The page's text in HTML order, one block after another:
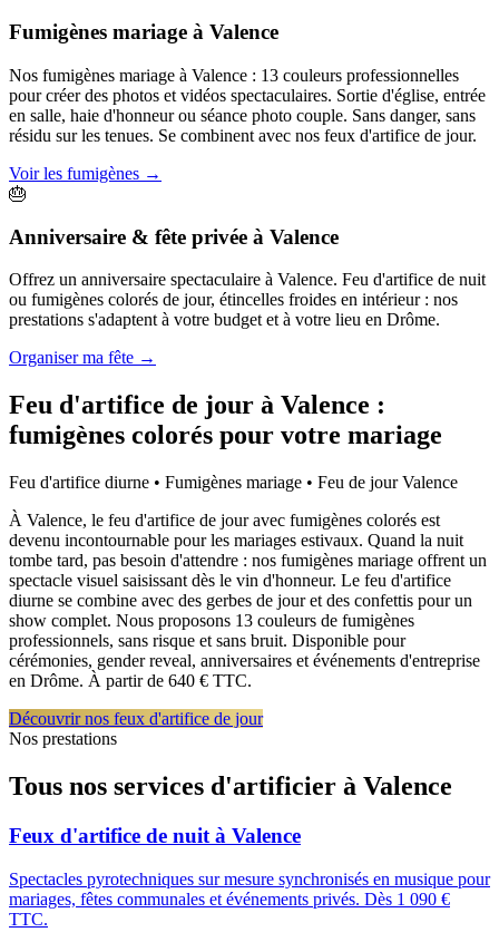
Fumigènes mariage à Valence
Nos fumigènes mariage à Valence : 13 couleurs professionnelles
pour créer des photos et vidéos spectaculaires. Sortie d'église, entrée
en salle, haie d'honneur ou séance photo couple. Sans danger, sans
résidu sur les tenues. Se combinent avec nos feux d'artifice de jour.
Voir les fumigènes →
🎂
Anniversaire & fête privée à Valence
Offrez un anniversaire spectaculaire à Valence. Feu d'artifice de nuit
ou fumigènes colorés de jour, étincelles froides en intérieur : nos
prestations s'adaptent à votre budget et à votre lieu en Drôme.
Organiser ma fête →
Feu d'artifice de jour à Valence :
fumigènes colorés pour votre mariage
Feu d'artifice diurne • Fumigènes mariage • Feu de jourValence
À Valence, le feu d'artifice de jour avec fumigènes colorés est
devenu incontournable pour les mariages estivaux. Quand la nuit
tombe tard, pas besoin d'attendre : nos fumigènes mariage offrent un
spectacle visuel saisissant dès le vin d'honneur. Le feu d'artifice
diurne se combine avec des gerbes de jour et des confettis pour un
show complet. Nous proposons 13 couleurs de fumigènes
professionnels, sans risque et sans bruit. Disponible pour
cérémonies, gender reveal, anniversaires et événements d'entreprise
en Drôme. À partir de 640 € TTC.
Découvrir nos feux d'artifice de jour
Nos prestations
Tous nos services d'artificier à Valence
Feux d'artifice de nuit à Valence
Spectacles pyrotechniques sur mesure synchronisés en musique pour
mariages, fêtes communales et événements privés. Dès 1 090 €
TTC.